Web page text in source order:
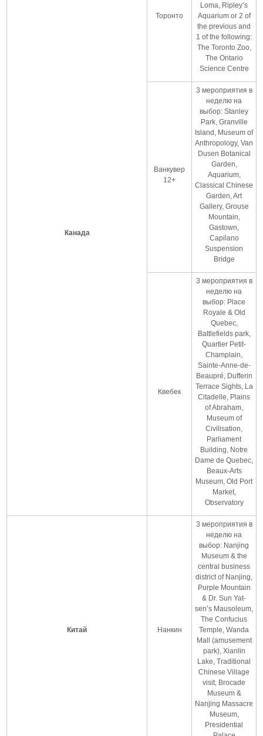
Канада
Торонто
Loma, Ripley’s
Aquarium or 2 of
the previous and
1 of the following:
The Toronto Zoo,
The Ontario
Science Centre
Ванкувер
12+
3 мероприятия в
неделю на
выбор: Stanley
Park, Granville
Island, Museum of
Anthropology, Van
Dusen Botanical
Garden,
Aquarium,
Classical Chinese
Garden, Art
Gallery, Grouse
Mountain,
Gastown,
Capilano
Suspension
Bridge
Квебек
3 мероприятия в
неделю на
выбор: Place
Royale & Old
Quebec,
Battlefields park,
Quartier Petit-
Champlain,
Sainte-Anne-de-
Beaupré, Dufferin
Terrace Sights, La
Citadelle, Plains
of Abraham,
Museum of
Civilisation,
Parliament
Building, Notre
Dame de Quebec,
Beaux-Arts
Museum, Old Port
Market,
Observatory
Китай Нанкин
3 мероприятия в
неделю на
выбор: Nanjing
Museum & the
central business
district of Nanjing,
Purple Mountain
& Dr. Sun Yat-
sen’s Mausoleum,
The Confucius
Temple, Wanda
Mall (amusement
park), Xianlin
Lake, Traditional
Chinese Village
visit, Brocade
Museum &
Nanjing Massacre
Museum,
Presidential